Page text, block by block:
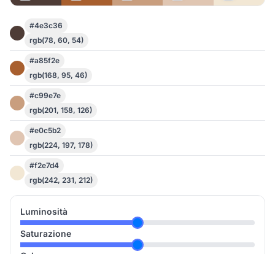
#4e3c36
rgb(78, 60, 54)
#a85f2e
rgb(168, 95, 46)
#c99e7e
rgb(201, 158, 126)
#e0c5b2
rgb(224, 197, 178)
#f2e7d4
rgb(242, 231, 212)
Luminosità
Saturazione